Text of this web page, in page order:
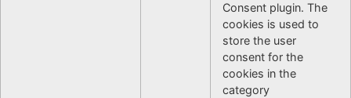
Consent plugin. The
cookies is used to
store the user
consent for the
cookies in the
category